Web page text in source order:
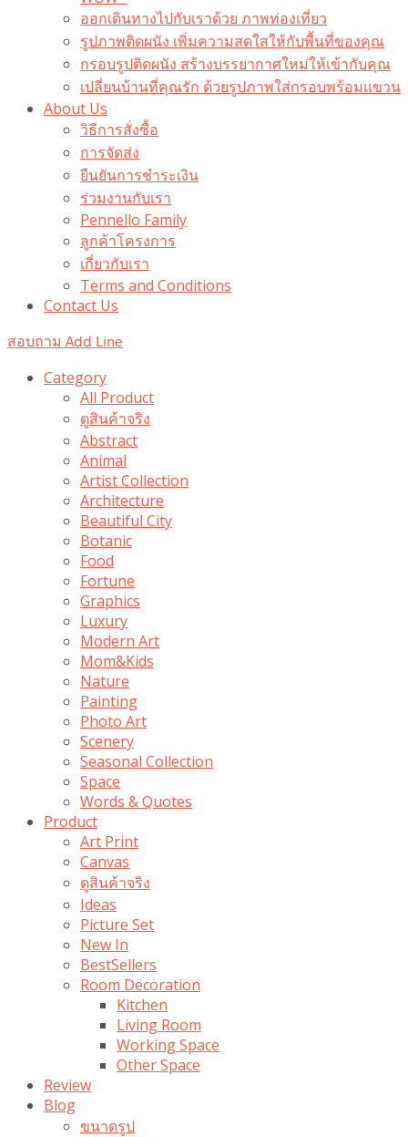
ออกเดินทางไปกับเราด้วย ภาพท่องเที่ยว
รูปภาพติดผนัง เพิ่มความสดใสให้กับพื้นที่ของคุณ
กรอบรูปติดผนัง สร้างบรรยากาศใหม่ให้เข้ากับคุณ
เปลี่ยนบ้านที่คุณรัก ด้วยรูปภาพใส่กรอบพร้อมแขวน​
About Us
วิธีการสั่งซื้อ
การจัดส่ง
ยืนยันการชำระเงิน
ร่วมงานกับเรา
Pennello Family
ลูกค้าโครงการ
เกี่ยวกับเรา
Terms and Conditions
Contact Us
สอบถาม Add Line
Category
All Product
ดูสินค้าจริง
Abstract
Animal
Artist Collection
Architecture
Beautiful City
Botanic
Food
Fortune
Graphics
Luxury
Modern Art
Mom&Kids
Nature
Painting
Photo Art
Scenery
Seasonal Collection
Space
Words & Quotes
Product
Art Print
Canvas
ดูสินค้าจริง
Ideas
Picture Set
New In
BestSellers
Room Decoration
Kitchen
Living Room
Working Space
Other Space
Review
Blog
ขนาดรูป